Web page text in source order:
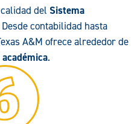
del Sistema
Desde contabilidad hasta
A&M ofrece alrededor de
.